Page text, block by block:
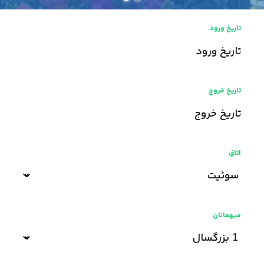
تاریخ ورود
تاریخ خروج
اتاق
میهمانان